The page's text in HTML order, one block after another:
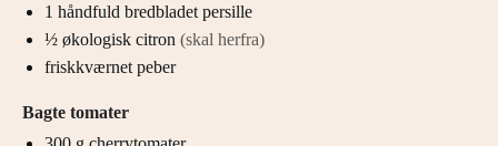
1 håndfuld bredbladet persille
½ økologisk citron (skal herfra)
friskkværnet peber
Bagte tomater